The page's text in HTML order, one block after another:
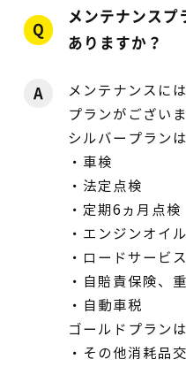
Q
メンテナンスプ
ありますか？
A
メンテナンスに
プランがございま
シルバープランは
・車検
・法定点検
・定期6ヵ月点検
・エンジンオイ
・ロードサービ
・自賠責保険、
・自動車税
ゴールドプラン
・その他消耗品